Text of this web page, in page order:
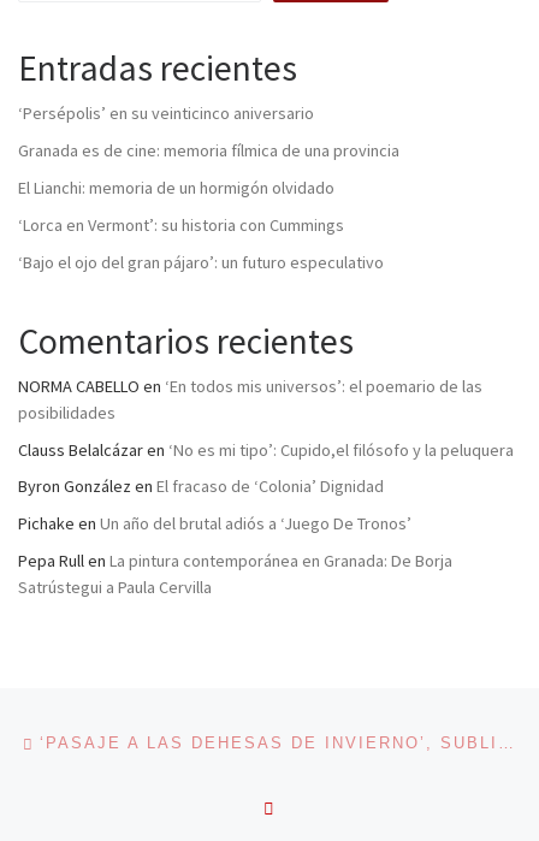
Entradas recientes
‘Persépolis’ en su veinticinco aniversario
Granada es de cine: memoria fílmica de una provincia
El Lianchi: memoria de un hormigón olvidado
‘Lorca en Vermont’: su historia con Cummings
‘Bajo el ojo del gran pájaro’: un futuro especulativo
Comentarios recientes
NORMA CABELLO en ‘En todos mis universos’: el poemario de las
posibilidades
Clauss Belalcázaren ‘No es mi tipo’: Cupido,el filósofo y la peluquera
Byron González en El fracaso de ‘Colonia’ Dignidad
Pichake en Un año del brutal adiós a ‘Juego De Tronos’
Pepa Rullen La pintura contemporánea en Granada: De Borja
Satrústegui a Paula Cervilla
Navegación de entradas ‘PASAJE A LAS DEHESAS DE INVIERNO’, SUBLIME FANTASMAGORÍA